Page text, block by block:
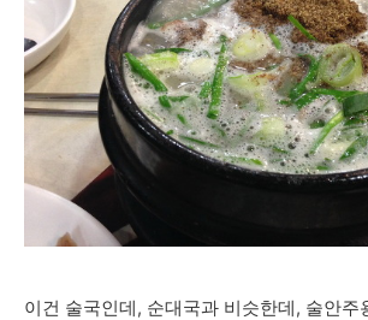
이건 술국인데, 순대국과 비슷한데, 술안주